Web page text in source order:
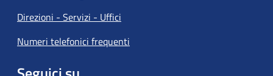
Direzioni - Servizi - Uffici
Numeri telefonici frequenti